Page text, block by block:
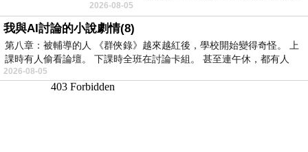
夏日最後一瓣玫瑰， 讓
2026-08-05
我與AI討論的小說劇情(8)
第八章：被輔導的人 《群俠錄》越來越紅後，學校開始變得奇怪。 上
課時有人偷看論壇。 下課時全班在討論卡組。 甚至連午休，都有人
2026-08-05